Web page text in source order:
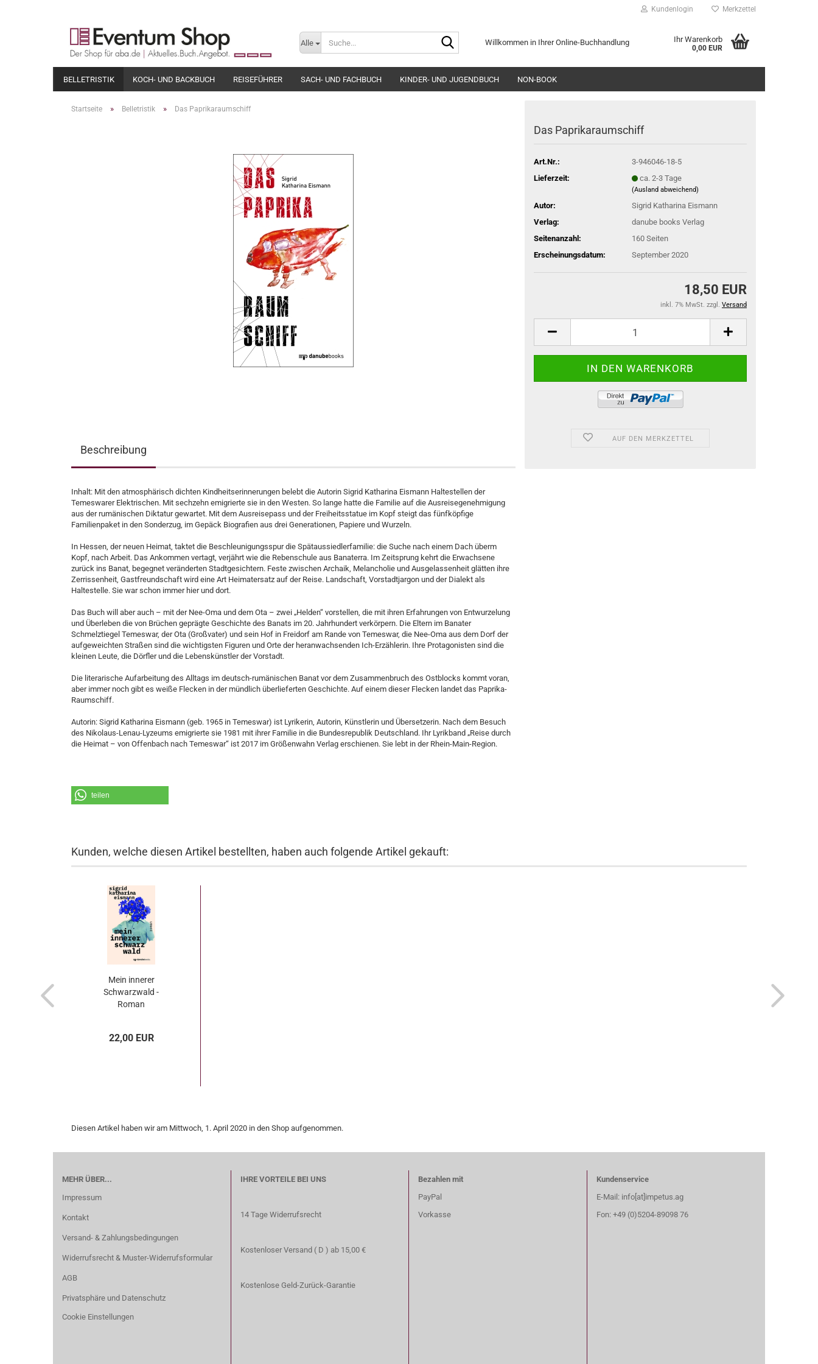
Kundenlogin
Konto erstellen
Merkzettel
Alle Willkommen in Ihrer Online-Buchhandlung Ihr Warenkorb
0,00 EUR
BELLETRISTIK KOCH- UND BACKBUCH REISEFÜHRER SACH- UND FACHBUCH KINDER- UND JUGENDBUCH NON-BOOK
Startseite » Belletristik » Das Paprikaraumschiff
Das Paprikaraumschiff
Art.Nr.:
3-946046-18-5
Lieferzeit:
ca. 2-3 Tage
(Ausland abweichend)
Autor:
Sigrid Katharina Eismann
Verlag:
danube books Verlag
Seitenanzahl:
160 Seiten
Erscheinungsdatum:
September 2020
18,50 EUR
inkl. 7% MwSt. zzgl. Versand
AUF DEN MERKZETTEL
Beschreibung
Inhalt: Mit den atmosphärisch dichten Kindheitserinnerungen belebt die Autorin Sigrid Katharina Eismann Haltestellen der
Temeswarer Elektrischen. Mit sechzehn emigrierte sie in den Westen. So lange hatte die Familie auf die Ausreisegenehmigung
aus der rumänischen Diktatur gewartet. Mit dem Ausreisepass und der Freiheitsstatue im Kopf steigt das fünfköpfige
Familienpaket in den Sonderzug, im Gepäck Biografien aus drei Generationen, Papiere und Wurzeln.
In Hessen, der neuen Heimat, taktet die Beschleunigungsspur die Spätaussiedlerfamilie: die Suche nach einem Dach überm
Kopf, nach Arbeit. Das Ankommen vertagt, verjährt wie die Rebenschule aus Banaterra. Im Zeitsprung kehrt die Erwachsene
zurück ins Banat, begegnet veränderten Stadtgesichtern. Feste zwischen Archaik, Melancholie und Ausgelassenheit glätten ihre
Zerrissenheit, Gastfreundschaft wird eine Art Heimatersatz auf der Reise. Landschaft, Vorstadtjargon und der Dialekt als
Haltestelle. Sie war schon immer hier und dort.
Das Buch will aber auch – mit der Nee-Oma und dem Ota – zwei „Helden“ vorstellen, die mit ihren Erfahrungen von Entwurzelung
und Überleben die von Brüchen geprägte Geschichte des Banats im 20. Jahrhundert verkörpern. Die Eltern im Banater
Schmelztiegel Temeswar, der Ota (Großvater) und sein Hof in Freidorf am Rande von Temeswar, die Nee-Oma aus dem Dorf der
aufgeweichten Straßen sind die wichtigsten Figuren und Orte der heranwachsenden Ich-Erzählerin. Ihre Protagonisten sind die
kleinen Leute, die Dörfler und die Lebenskünstler der Vorstadt.
Die literarische Aufarbeitung des Alltags im deutsch-rumänischen Banat vor dem Zusammenbruch des Ostblocks kommt voran,
aber immer noch gibt es weiße Flecken in der mündlich überlieferten Geschichte. Auf einem dieser Flecken landet das Paprika-
Raumschiff.
Autorin: Sigrid Katharina Eismann (geb. 1965 in Temeswar) ist Lyrikerin, Autorin, Künstlerin und Übersetzerin. Nach dem Besuch
des Nikolaus-Lenau-Lyzeums emigrierte sie 1981 mit ihrer Familie in die Bundesrepublik Deutschland. Ihr Lyrikband „Reise durch
die Heimat – von Offenbach nach Temeswar“ ist 2017 im Größenwahn Verlag erschienen. Sie lebt in der Rhein-Main-Region.
teilen
Kunden, welche diesen Artikel bestellten, haben auch folgende Artikel gekauft:
Mein innerer
Schwarzwald -
Roman
22,00 EUR
Diesen Artikel haben wir am Mittwoch, 1. April 2020 in den Shop aufgenommen.
MEHR ÜBER...
Impressum
Kontakt
Versand- & Zahlungsbedingungen
Widerrufsrecht & Muster-Widerrufsformular
AGB
Privatsphäre und Datenschutz
Cookie Einstellungen
IHRE VORTEILE BEI UNS
14 Tage Widerrufsrecht
Kostenloser Versand ( D ) ab 15,00 €
Kostenlose Geld-Zurück-Garantie
Bezahlen mit
PayPal
Vorkasse
Kundenservice
E-Mail: info[at]impetus.ag
Fon: +49 (0)5204-89098 76​